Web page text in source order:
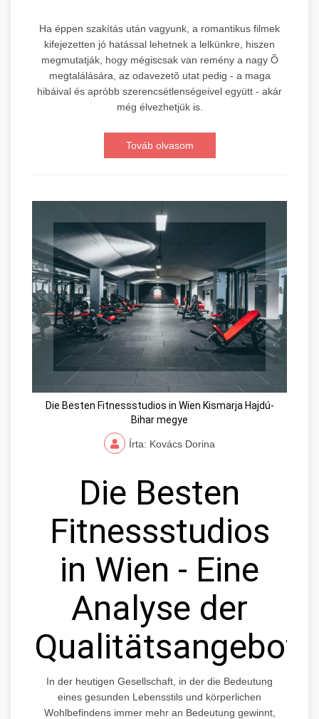
Ha éppen szakítás után vagyunk, a romantikus filmek
kifejezetten jó hatással lehetnek a lelkünkre, hiszen
megmutatják, hogy mégiscsak van remény a nagy Õ
megtalálására, az odavezetõ utat pedig - a maga
hibáival és apróbb szerencsétlenségeivel együtt - akár
még élvezhetjük is.
Továb olvasom
Die Besten Fitnessstudios in Wien Kismarja Hajdú-
Bihar megye
Írta: Kovács Dorina
Die Besten
Fitnessstudios
in Wien - Eine
Analyse der
Qualitätsangebote
In der heutigen Gesellschaft, in der die Bedeutung
eines gesunden Lebensstils und körperlichen
Wohlbefindens immer mehr an Bedeutung gewinnt,